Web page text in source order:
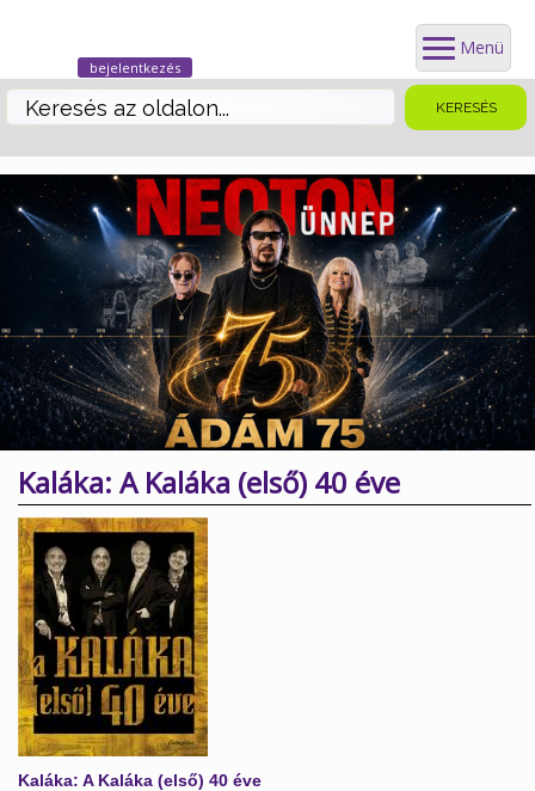
Menü
bejelentkezés
Kaláka: A Kaláka (első) 40 éve
Kaláka: A Kaláka (első) 40 éve